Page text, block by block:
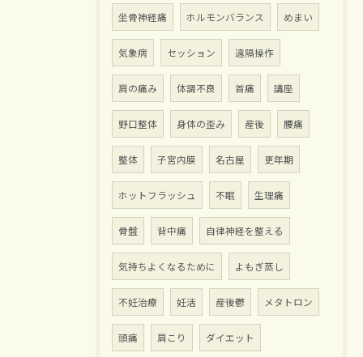
坐骨神経痛 ホルモンバランス めまい
気象病 セッション 遠隔操作
肩の痛み 体調不良 首痛 講座
野口整体 身体の歪み 産後 腰痛
整体 子宮内膜 名古屋 更年期
ホットフラッシュ 不眠 生理痛
骨盤 背中痛 自律神経を整える
気持ちよくなるために よもぎ蒸し
不妊治療 妊活 産後鬱 メタトロン
頭痛 肩こり ダイエット